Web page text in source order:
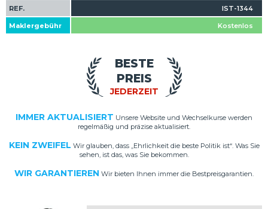
REF. IST-1344
Maklergebühr Kostenlos
JEDERZEIT
BESTE
PREIS
IMMER AKTUALISIERT Unsere Website und Wechselkurse werden
regelmäßig und präzise aktualisiert.
KEIN ZWEIFEL Wir glauben, dass „Ehrlichkeit die beste Politik ist“. Was Sie
sehen, ist das, was Sie bekommen.
WIR GARANTIEREN Wir bieten Ihnen immer die Bestpreisgarantien.